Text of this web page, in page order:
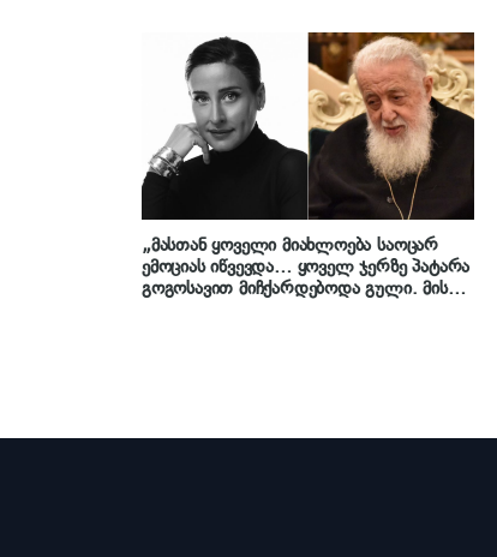
ცხოვრება ბარსელონაში
„მასთან ყოველი მიახლოება საოცარ
ემოციას იწვევდა… ყოველ ჯერზე პატარა
გოგოსავით მიჩქარდებოდა გული. მისგან